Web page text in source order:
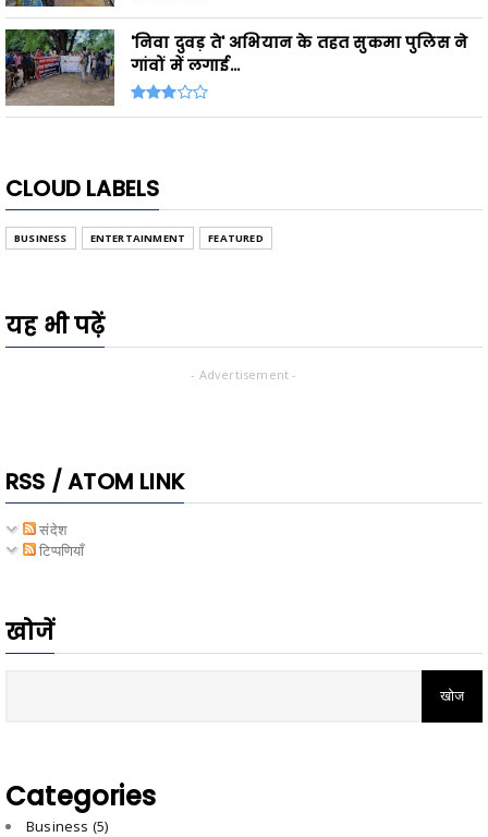
'निवा दुवड़ ते' अभियान के तहत सुकमा पुलिस ने
गांवों में लगाई...
CLOUD LABELS
BUSINESS ENTERTAINMENT FEATURED
यह भी पढ़ें
- Advertisement -
RSS / ATOM LINK
संदेश
टिप्पणियाँ
खोजें
Categories
Business (5)